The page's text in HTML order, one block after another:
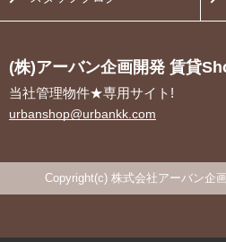
(株)アーバン企画開発 賃貸
当社管理物件★専用サイト!
urbanshop@urbankk.com
Copyright(c) 株式会社アーバン企